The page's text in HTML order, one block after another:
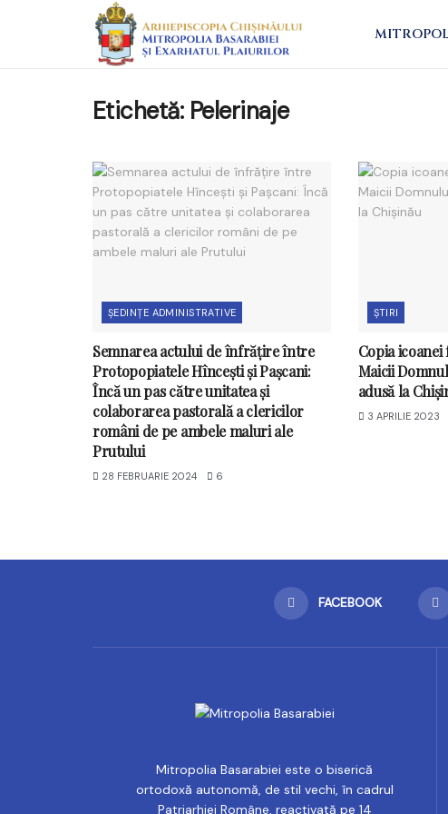
Etichetă: Pelerinaje
ȘEDINȚE ADMINISTRATIVE
Semnarea actului de înfrățire între
Protopopiatele Hîncești și Pașcani:
Încă un pas către unitatea și
colaborarea pastorală a clericilor
români de pe ambele maluri ale
Prutului
28 FEBRUARIE 2024 6
ȘTIRI
Copia
Maicii
adusă la
3 APRILIE 2023
FACEBOOK
Mitropolia Basarabiei este o biserică
ortodoxă autonomă, de stil vechi, în cadrul
Patriarhiei Române, reactivată pe 14